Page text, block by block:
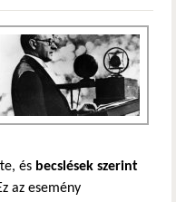
és becslések szerint
az esemény